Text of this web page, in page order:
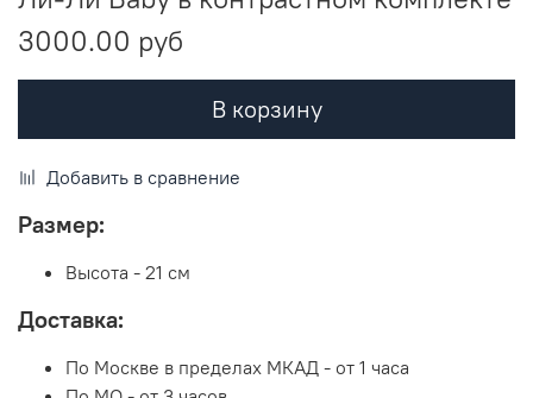
3000.00 руб
В корзину
Добавить в сравнение
Размер:
Высота - 21 см
Доставка:
По Москве в пределах МКАД - от 1 часа